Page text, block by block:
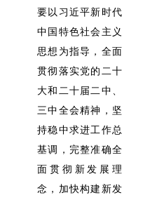
要以习近平新时代
中国特色社会主义
思想为指导，全面
贯彻落实党的二十
大和二十届二中、
三中全会精神，坚
持稳中求进工作总
基调，完整准确全
面贯彻新发展理
念，加快构建新发